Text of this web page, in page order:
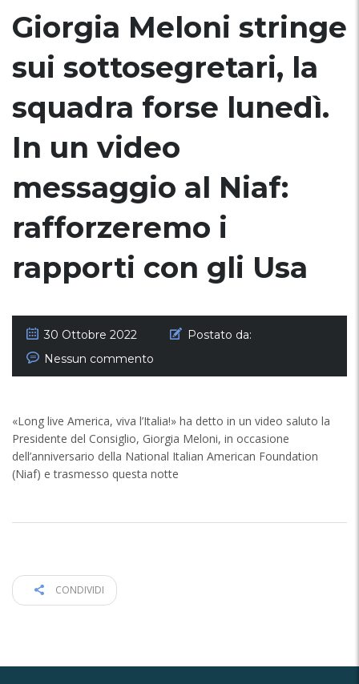
Giorgia Meloni stringe
sui sottosegretari, la
squadra forse lunedì.
In un video
messaggio al Niaf:
rafforzeremo i
rapporti con gli Usa
30 Ottobre 2022
Postato da:
Nessun commento
«Long live America, viva l’Italia!» ha detto in un video saluto la
Presidente del Consiglio, Giorgia Meloni, in occasione
dell’anniversario della National Italian American Foundation
(Niaf) e trasmesso questa notte
CONDIVIDI